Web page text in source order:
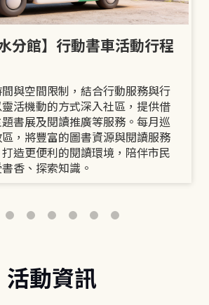
分館】行動書車活動行程
與空間限制，結合行動服務與行
活機動的方式深入社區，提供借
書展及閱讀推廣等服務。每月巡
，將豐富的圖書資源與閱讀服務
造更便利的閱讀環境，陪伴市民
香、探索知識。
活動資訊